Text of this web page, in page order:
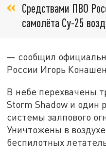
Средствами ПВО
самолёта Су-25
— сообщил
России Игорь
В небе перехвачены
Storm Shadow и один
системы залпового
Уничтожены в
беспилотных